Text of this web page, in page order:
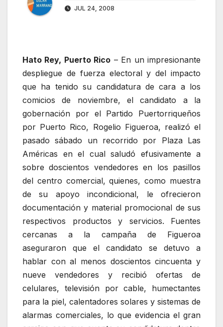
JUL 24, 2008
Hato Rey, Puerto Rico – En un impresionante
despliegue de fuerza electoral y del impacto
que ha tenido su candidatura de cara a los
comicios de noviembre, el candidato a la
gobernación por el Partido Puertorriqueños
por Puerto Rico, Rogelio Figueroa, realizó el
pasado sábado un recorrido por Plaza Las
Américas en el cual saludó efusivamente a
sobre doscientos vendedores en los pasillos
del centro comercial, quienes, como muestra
de su apoyo incondicional, le ofrecieron
documentación y material promocional de sus
respectivos productos y servicios. Fuentes
cercanas a la campaña de Figueroa
aseguraron que el candidato se detuvo a
hablar con al menos doscientos cincuenta y
nueve vendedores y recibió ofertas de
celulares, televisión por cable, humectantes
para la piel, calentadores solares y sistemas de
alarmas comerciales, lo que evidencia el gran